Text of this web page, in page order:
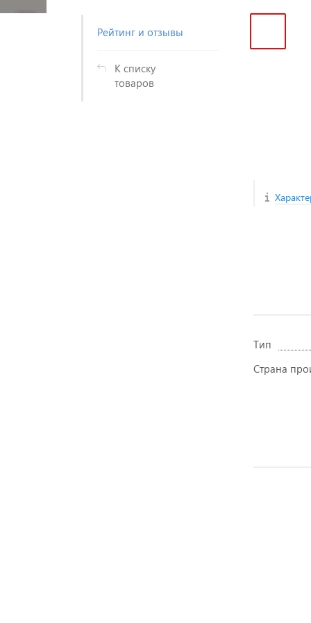
Рейтинг и отзывы
К списку
товаров
Тип
Страна